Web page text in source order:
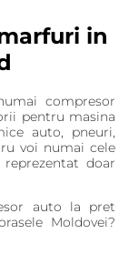
in
compresor
pentru masina
auto, pneuri,
voi numai cele
doar
auto la pret
Moldovei?